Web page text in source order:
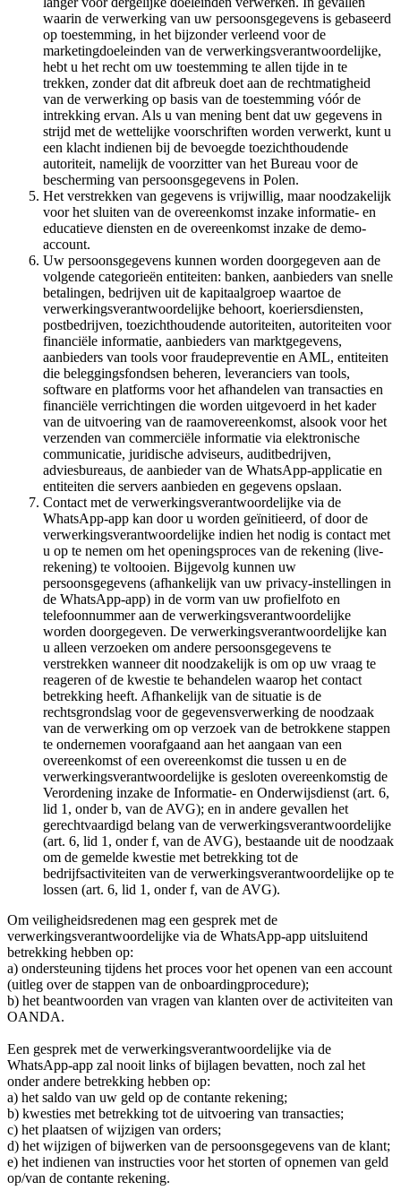
waarin de verwerking van uw persoonsgegevens is gebaseerd
op toestemming, in het bijzonder verleend voor de
marketingdoeleinden van de verwerkingsverantwoordelijke,
hebt u het recht om uw toestemming te allen tijde in te
trekken, zonder dat dit afbreuk doet aan de rechtmatigheid
van de verwerking op basis van de toestemming vóór de
intrekking ervan. Als u van mening bent dat uw gegevens in
strijd met de wettelijke voorschriften worden verwerkt, kunt u
een klacht indienen bij de bevoegde toezichthoudende
autoriteit, namelijk de voorzitter van het Bureau voor de
bescherming van persoonsgegevens in Polen.
Het verstrekken van gegevens is vrijwillig, maar noodzakelijk
voor het sluiten van de overeenkomst inzake informatie- en
educatieve diensten en de overeenkomst inzake de demo-
account.
Uw persoonsgegevens kunnen worden doorgegeven aan de
volgende categorieën entiteiten: banken, aanbieders van snelle
betalingen, bedrijven uit de kapitaalgroep waartoe de
verwerkingsverantwoordelijke behoort, koeriersdiensten,
postbedrijven, toezichthoudende autoriteiten, autoriteiten voor
financiële informatie, aanbieders van marktgegevens,
aanbieders van tools voor fraudepreventie en AML, entiteiten
die beleggingsfondsen beheren, leveranciers van tools,
software en platforms voor het afhandelen van transacties en
financiële verrichtingen die worden uitgevoerd in het kader
van de uitvoering van de raamovereenkomst, alsook voor het
verzenden van commerciële informatie via elektronische
communicatie, juridische adviseurs, auditbedrijven,
adviesbureaus, de aanbieder van de WhatsApp-applicatie en
entiteiten die servers aanbieden en gegevens opslaan.
Contact met de verwerkingsverantwoordelijke via de
WhatsApp-app kan door u worden geïnitieerd, of door de
verwerkingsverantwoordelijke indien het nodig is contact met
u op te nemen om het openingsproces van de rekening (live-
rekening) te voltooien. Bijgevolg kunnen uw
persoonsgegevens (afhankelijk van uw privacy-instellingen in
de WhatsApp-app) in de vorm van uw profielfoto en
telefoonnummer aan de verwerkingsverantwoordelijke
worden doorgegeven. De verwerkingsverantwoordelijke kan
u alleen verzoeken om andere persoonsgegevens te
verstrekken wanneer dit noodzakelijk is om op uw vraag te
reageren of de kwestie te behandelen waarop het contact
betrekking heeft. Afhankelijk van de situatie is de
rechtsgrondslag voor de gegevensverwerking de noodzaak
van de verwerking om op verzoek van de betrokkene stappen
te ondernemen voorafgaand aan het aangaan van een
overeenkomst of een overeenkomst die tussen u en de
verwerkingsverantwoordelijke is gesloten overeenkomstig de
Verordening inzake de Informatie- en Onderwijsdienst (art. 6,
lid 1, onder b, van de AVG); en in andere gevallen het
gerechtvaardigd belang van de verwerkingsverantwoordelijke
(art. 6, lid 1, onder f, van de AVG), bestaande uit de noodzaak
om de gemelde kwestie met betrekking tot de
bedrijfsactiviteiten van de verwerkingsverantwoordelijke op te
lossen (art. 6, lid 1, onder f, van de AVG).
Om veiligheidsredenen mag een gesprek met de
verwerkingsverantwoordelijke via de WhatsApp-app uitsluitend
betrekking hebben op:
a) ondersteuning tijdens het proces voor het openen van een account
(uitleg over de stappen van de onboardingprocedure);
b) het beantwoorden van vragen van klanten over de activiteiten van
OANDA.
Een gesprek met de verwerkingsverantwoordelijke via de
WhatsApp-app zal nooit links of bijlagen bevatten, noch zal het
onder andere betrekking hebben op:
a) het saldo van uw geld op de contante rekening;
b) kwesties met betrekking tot de uitvoering van transacties;
c) het plaatsen of wijzigen van orders;
d) het wijzigen of bijwerken van de persoonsgegevens van de klant;
e) het indienen van instructies voor het storten of opnemen van geld
op/van de contante rekening.